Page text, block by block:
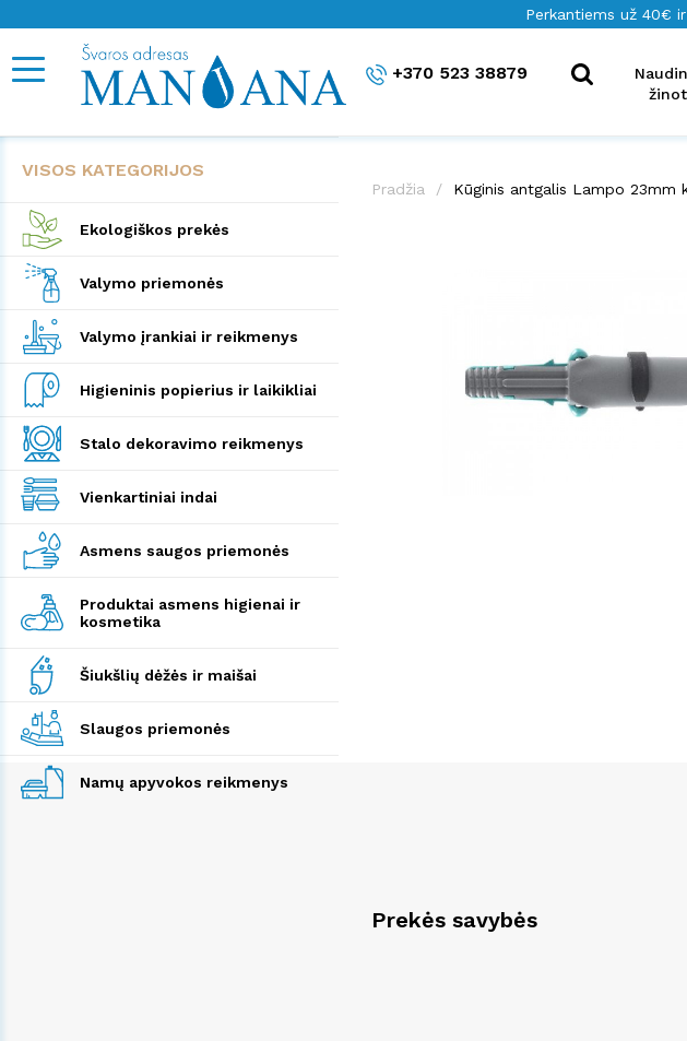
Perkantiems už 40€
+370 523 38879
VISOS KATEGORIJOS
Ekologiškos prekės
Valymo priemonės
Valymo įrankiai ir reikmenys
Higieninis popierius ir laikikliai
Stalo dekoravimo reikmenys
Vienkartiniai indai
Asmens saugos priemonės
Produktai asmens higienai ir
kosmetika
Šiukšlių dėžės ir maišai
Slaugos priemonės
Namų apyvokos reikmenys
Pradžia Kūginis antgalis Lampo 23mm
Prekės savybės